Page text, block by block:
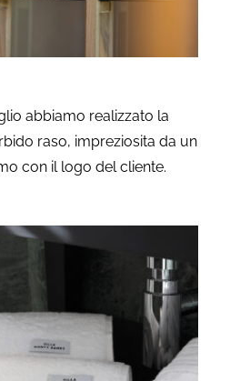
abbiamo realizzato la
raso, impreziosita da un
con il logo del cliente.